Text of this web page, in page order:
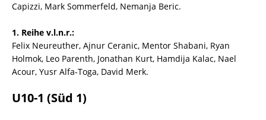
Capizzi, Mark Sommerfeld, Nemanja Beric.
1. Reihe v.l.n.r.:
Felix Neureuther, Ajnur Ceranic, Mentor Shabani, Ryan
Holmok, Leo Parenth, Jonathan Kurt, Hamdija Kalac, Nael
Acour, Yusr Alfa-Toga, David Merk.
U10-1 (Süd 1)